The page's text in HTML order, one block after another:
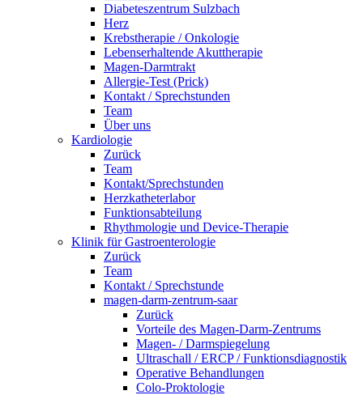
Diabeteszentrum Sulzbach
Herz
Krebstherapie / Onkologie
Lebenserhaltende Akuttherapie
Magen-Darmtrakt
Allergie-Test (Prick)
Kontakt / Sprechstunden
Team
Über uns
Kardiologie
Zurück
Team
Kontakt/Sprechstunden
Herzkatheterlabor
Funktionsabteilung
Rhythmologie und Device-Therapie
Klinik für Gastroenterologie
Zurück
Team
Kontakt / Sprechstunde
magen-darm-zentrum-saar
Zurück
Vorteile des Magen-Darm-Zentrums
Magen- / Darmspiegelung
Ultraschall / ERCP / Funktionsdiagnostik
Operative Behandlungen
Colo-Proktologie